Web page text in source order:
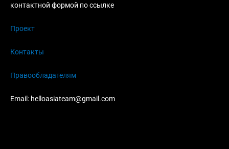
контактной формой по ссылке
Проект
Контакты
Правообладателям
Email: helloasiateam@gmail.com